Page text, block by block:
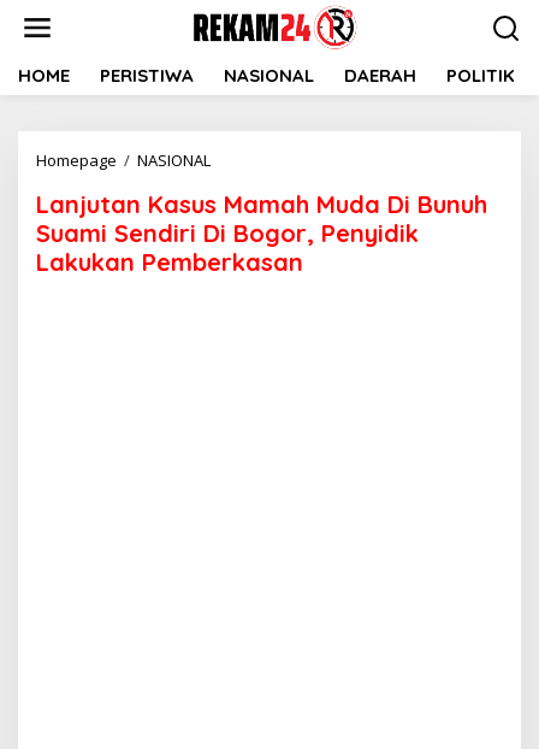
HOME PERISTIWA NASIONAL DAERAH POLITIK
Homepage / NASIONAL
Mamah
Muda
Bunuh
Lanjutan Kasus Mamah Muda Di Bunuh
Suami Sendiri Di Bogor, Penyidik
Lakukan Pemberkasan